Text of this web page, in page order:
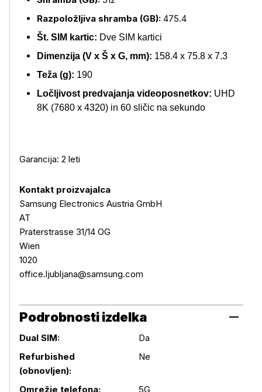
Razpoložljiva shramba (GB): 475.4
Št. SIM kartic: Dve SIM kartici
Dimenzija (V x Š x G, mm): 158.4 x 75.8 x 7.3
Teža (g): 190
Ločljivost predvajanja videoposnetkov: UHD
8K (7680 x 4320) in 60 sličic na sekundo
Garancija: 2 leti
Kontakt proizvajalca
Samsung Electronics Austria GmbH
AT
Praterstrasse 31/14 OG
Wien
1020
office.ljubljana@samsung.com
Podrobnosti izdelka
Dual SIM:
Da
Refurbished
(obnovljen):
Ne
Omrežje telefona:
5G